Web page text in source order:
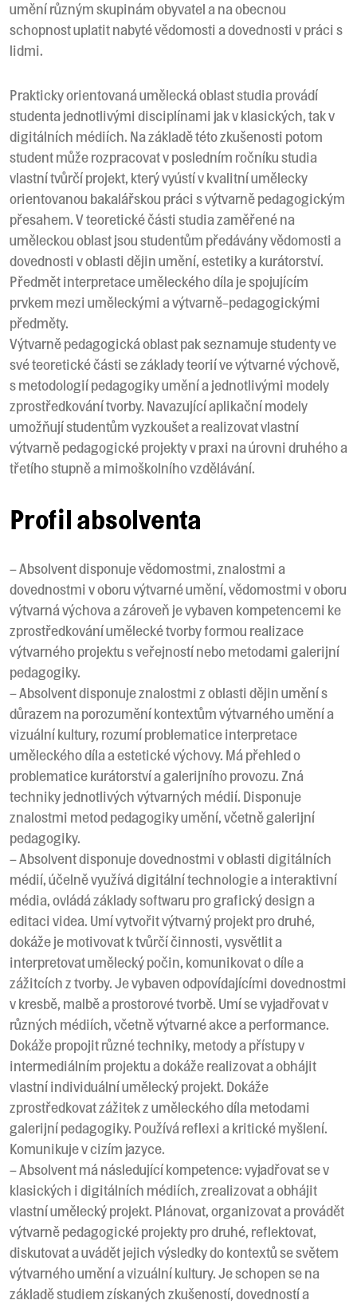
umění různým skupinám obyvatel a na obecnou
schopnost uplatit nabyté vědomosti a dovednosti v práci s
lidmi.
Prakticky orientovaná umělecká oblast studia provádí
studenta jednotlivými disciplínami jak v klasických, tak v
digitálních médiích. Na základě této zkušenosti potom
student může rozpracovat v posledním ročníku studia
vlastní tvůrčí projekt, který vyústí v kvalitní umělecky
orientovanou bakalářskou práci s výtvarně pedagogickým
přesahem. V teoretické části studia zaměřené na
uměleckou oblast jsou studentům předávány vědomosti a
dovednosti v oblasti dějin umění, estetiky a kurátorství.
Předmět interpretace uměleckého díla je spojujícím
prvkem mezi uměleckými a výtvarně-pedagogickými
předměty.
Výtvarně pedagogická oblast pak seznamuje studenty ve
své teoretické části se základy teorií ve výtvarné výchově,
s metodologií pedagogiky umění a jednotlivými modely
zprostředkování tvorby. Navazující aplikační modely
umožňují studentům vyzkoušet a realizovat vlastní
výtvarně pedagogické projekty v praxi na úrovni druhého a
třetího stupně a mimoškolního vzdělávání.
Profil absolventa
– Absolvent disponuje vědomostmi, znalostmi a
dovednostmi v oboru výtvarné umění, vědomostmi v oboru
výtvarná výchova a zároveň je vybaven kompetencemi ke
zprostředkování umělecké tvorby formou realizace
výtvarného projektu s veřejností nebo metodami galerijní
pedagogiky.
– Absolvent disponuje znalostmi z oblasti dějin umění s
důrazem na porozumění kontextům výtvarného umění a
vizuální kultury, rozumí problematice interpretace
uměleckého díla a estetické výchovy. Má přehled o
problematice kurátorství a galerijního provozu. Zná
techniky jednotlivých výtvarných médií. Disponuje
znalostmi metod pedagogiky umění, včetně galerijní
pedagogiky.
– Absolvent disponuje dovednostmi v oblasti digitálních
médií, účelně využívá digitální technologie a interaktivní
média, ovládá základy softwaru pro grafický design a
editaci videa. Umí vytvořit výtvarný projekt pro druhé,
dokáže je motivovat k tvůrčí činnosti, vysvětlit a
interpretovat umělecký počin, komunikovat o díle a
zážitcích z tvorby. Je vybaven odpovídajícími dovednostmi
v kresbě, malbě a prostorové tvorbě. Umí se vyjadřovat v
různých médiích, včetně výtvarné akce a performance.
Dokáže propojit různé techniky, metody a přístupy v
intermediálním projektu a dokáže realizovat a obhájit
vlastní individuální umělecký projekt. Dokáže
zprostředkovat zážitek z uměleckého díla metodami
galerijní pedagogiky. Používá reflexi a kritické myšlení.
Komunikuje v cizím jazyce.
– Absolvent má následující kompetence: vyjadřovat se v
klasických i digitálních médiích, zrealizovat a obhájit
vlastní umělecký projekt. Plánovat, organizovat a provádět
výtvarně pedagogické projekty pro druhé, reflektovat,
diskutovat a uvádět jejich výsledky do kontextů se světem
výtvarného umění a vizuální kultury. Je schopen se na
základě studiem získaných zkušeností, dovedností a